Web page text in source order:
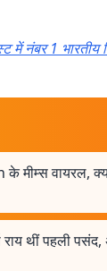
में नंबर 1 भारतीय
मीम्स वायरल,
राय थीं पहली